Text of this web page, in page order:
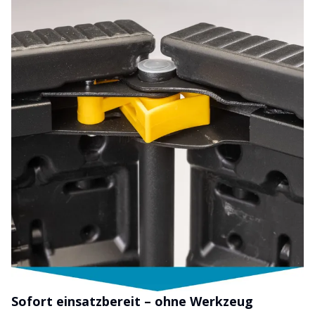
Sofort einsatzbereit – ohne Werkzeug